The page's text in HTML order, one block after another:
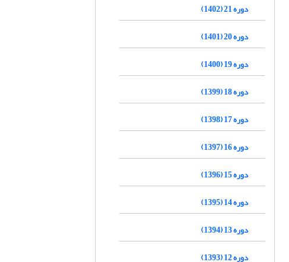
دوره 21 (1402)
دوره 20 (1401)
دوره 19 (1400)
دوره 18 (1399)
دوره 17 (1398)
دوره 16 (1397)
دوره 15 (1396)
دوره 14 (1395)
دوره 13 (1394)
دوره 12 (1393)